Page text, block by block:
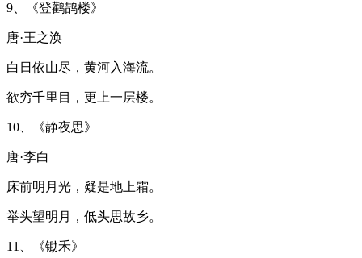
9、《登鹳鹊楼》
唐·王之涣
白日依山尽，黄河入海流。
欲穷千里目，更上一层楼。
10、《静夜思》
唐·李白
床前明月光，疑是地上霜。
举头望明月，低头思故乡。
11、《锄禾》